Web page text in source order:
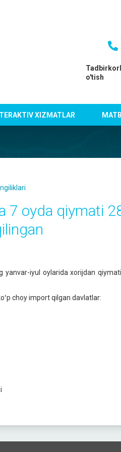
o'tish
XIZMATLAR
7 oyda qiymati
yanvar-iyul oylarida xorijdan
choy import qilgan davlatlar: